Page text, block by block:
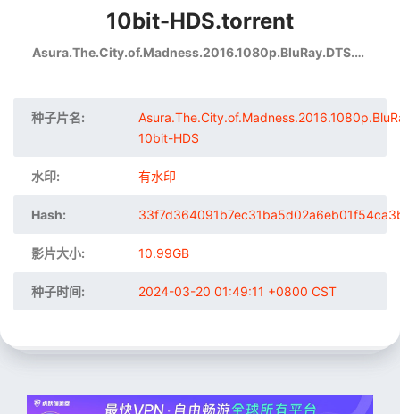
10bit-HDS.torrent
Asura.The.City.of.Madness.2016.1080p.BluRay.DTS.x265-10bit-HDS
种子片名:
10bit-HDS
水印: 有水印
Hash:
影片大小: 10.99GB
种子时间: 2024-03-20 01:49:11 +0800 CST